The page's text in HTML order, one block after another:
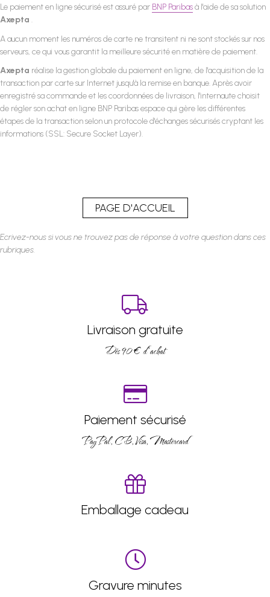
Le paiement en ligne sécurisé est assuré par BNP Paribasà l'aide de sa solution
Axepta .
A aucun moment les numéros de carte ne transitent ni ne sont stockés sur nos
serveurs, ce qui vous garantit la meilleure sécurité en matière de paiement.
Axepta réalise la gestion globale du paiement en ligne, de l'acquisition de la
transaction par carte sur Internet jusqu'à la remise en banque. Après avoir
enregistré sa commande et les coordonnées de livraison, l'internaute choisit
de régler son achat en ligne BNP Paribas espace qui gère les différentes
étapes de la transaction selon un protocole d'échanges sécurisés cryptant les
informations (SSL: Secure Socket Layer).
Ecrivez-nous si vous ne trouvez pas de réponse à votre question dans ces
rubriques.
Livraison gratuite
Dés 90 € d’achat
Paiement sécurisé
PayPal, CB, Visa, Mastercard
Emballage cadeau
Gravure minutes